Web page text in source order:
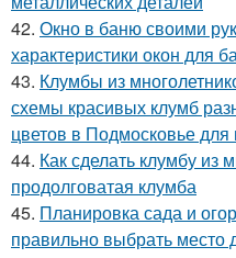
42. Окно в баню своими
характеристики окон для
43. Клумбы из
схемы красивых клумб
цветов в Подмосковье
44. Как сделать клумбу из
продолговатая клумба
45. Планировка сада и
правильно выбрать место